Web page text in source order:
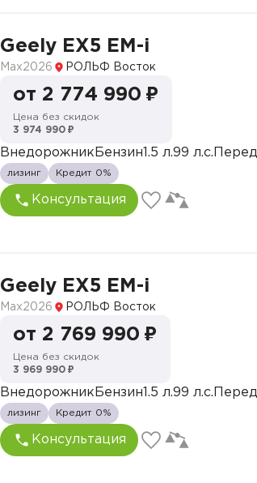
Geely EX5 EM-i
Max2026 РОЛЬФ Восток
от 2 774 990 ₽
Цена без скидок
3 974 990 ₽
Внедорожник Бензин 1.5 л.99 л.с.
лизинг Кредит 0%
Консультация
Geely EX5 EM-i
Max2026 РОЛЬФ Восток
от 2 769 990 ₽
Цена без скидок
3 969 990 ₽
Внедорожник Бензин 1.5 л.99 л.с.
лизинг Кредит 0%
Консультация